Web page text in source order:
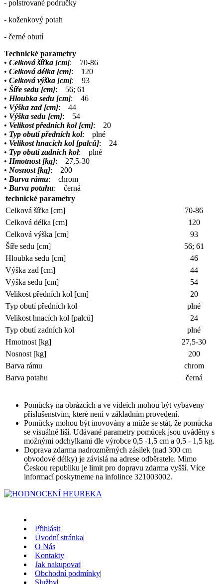
- polstrované područky
- koženkový potah
- černé obutí
Technické parametry
• Celková šířka [cm]: 70-86
• Celková délka [cm]: 120
• Celková výška [cm]: 93
• Šíře sedu [cm]: 56; 61
• Hloubka sedu [cm]: 46
• Výška zad [cm]: 44
• Výška sedu [cm]: 54
• Velikost předních kol [cm]: 20
• Typ obutí předních kol: plné
• Velikost hnacích kol [palců]: 24
• Typ obutí zadních kol: plné
• Hmotnost [kg]: 27,5-30
• Nosnost [kg]: 200
• Barva rámu: chrom
• Barva potahu: černá
technické parametry
Celková šířka [cm]
70-86
Celková délka [cm]
120
Celková výška [cm]
93
Šíře sedu [cm]
56; 61
Hloubka sedu [cm]
46
Výška zad [cm]
44
Výška sedu [cm]
54
Velikost předních kol [cm]
20
Typ obutí předních kol
plné
Velikost hnacích kol [palců]
24
Typ obutí zadních kol
plné
Hmotnost [kg]
27,5-30
Nosnost [kg]
200
Barva rámu
chrom
Barva potahu
černá
Pomůcky na obrázcích a ve videích mohou být vybaveny
příslušenstvím, které není v základním provedení.
Pomůcky mohou být inovovány a může se stát, že pomůcka
se visuálně liší. Udávané parametry pomůcek jsou uváděny s
možnými odchylkami dle výrobce 0,5 -1,5 cm a 0,5 - 1,5 kg.
Doprava zdarma nadrozměrných zásilek (nad 300 cm
obvodové délky) je závislá na adrese odběratele. Mimo
Českou republiku je limit pro dopravu zdarma vyšší. Více
informací poskytneme na infolince 321003002.
Přihlásit|
Úvodní stránka|
O Nás|
Kontakty|
Jak nakupovat|
Obchodní podmínky|
Služby|